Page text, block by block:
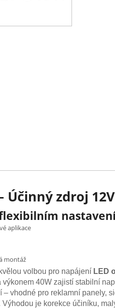
Účinný zdroj
aplikace
montáž
volbou pro napájení LED
výkonem 40W zajistí stabilní
vhodné pro reklamní panely,
Výhodou je korekce účiníku,